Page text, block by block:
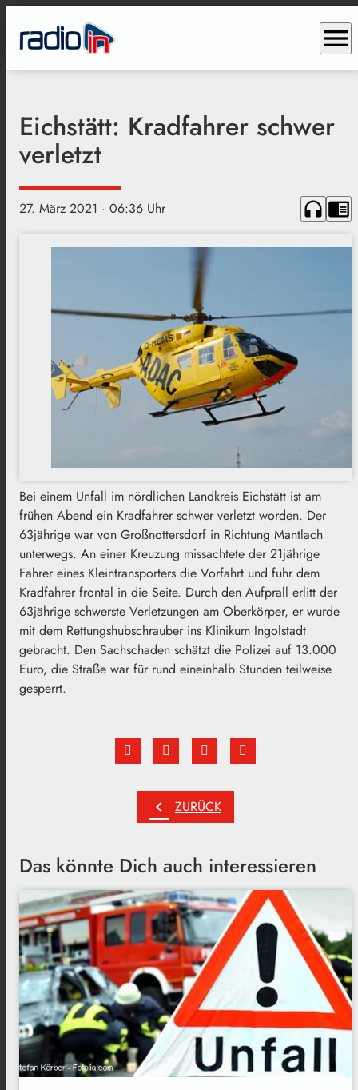
menu
Eichstätt: Kradfahrer schwer
verletzt
27. März 2021 · 06:36 Uhr headphones chrome_reader_mode
Bei einem Unfall im nördlichen Landkreis Eichstätt ist am
frühen Abend ein Kradfahrer schwer verletzt worden. Der
63jährige war von Großnottersdorf in Richtung Mantlach
unterwegs. An einer Kreuzung missachtete der 21jährige
Fahrer eines Kleintransporters die Vorfahrt und fuhr dem
Kradfahrer frontal in die Seite. Durch den Aufprall erlitt der
63jährige schwerste Verletzungen am Oberkörper, er wurde
mit dem Rettungshubschrauber ins Klinikum Ingolstadt
gebracht. Den Sachschaden schätzt die Polizei auf 13.000
Euro, die Straße war für rund eineinhalb Stunden teilweise
gesperrt.
chevron_left ZURÜCK
Das könnte Dich auch interessieren